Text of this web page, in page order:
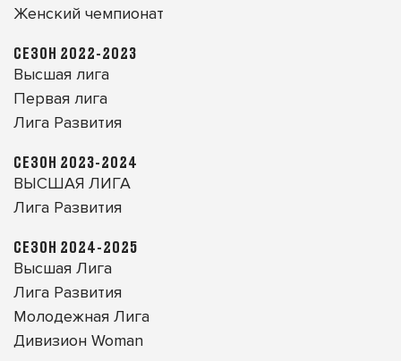
Женский чемпионат
СЕЗОН 2022-2023
Высшая лига
Первая лига
Лига Развития
СЕЗОН 2023-2024
ВЫСШАЯ ЛИГА
Лига Развития
СЕЗОН 2024-2025
Высшая Лига
Лига Развития
Молодежная Лига
Дивизион Woman